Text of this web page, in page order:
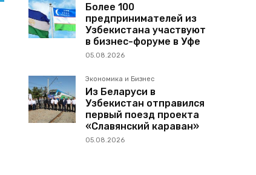
Более 100
предпринимателей из
Узбекистана участвуют
в бизнес-форуме в Уфе
05.08.2026
Экономика и Бизнес
Из Беларуси в
Узбекистан отправился
первый поезд проекта
«Славянский караван»
05.08.2026